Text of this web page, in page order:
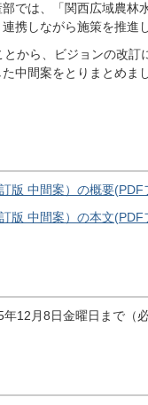
では、「関西広域農林
携しながら施策を推進
から、ビジョンの改
中間案をとりまとめま
版 中間案）の概要
版 中間案）の本文
12月8日金曜日まで（必